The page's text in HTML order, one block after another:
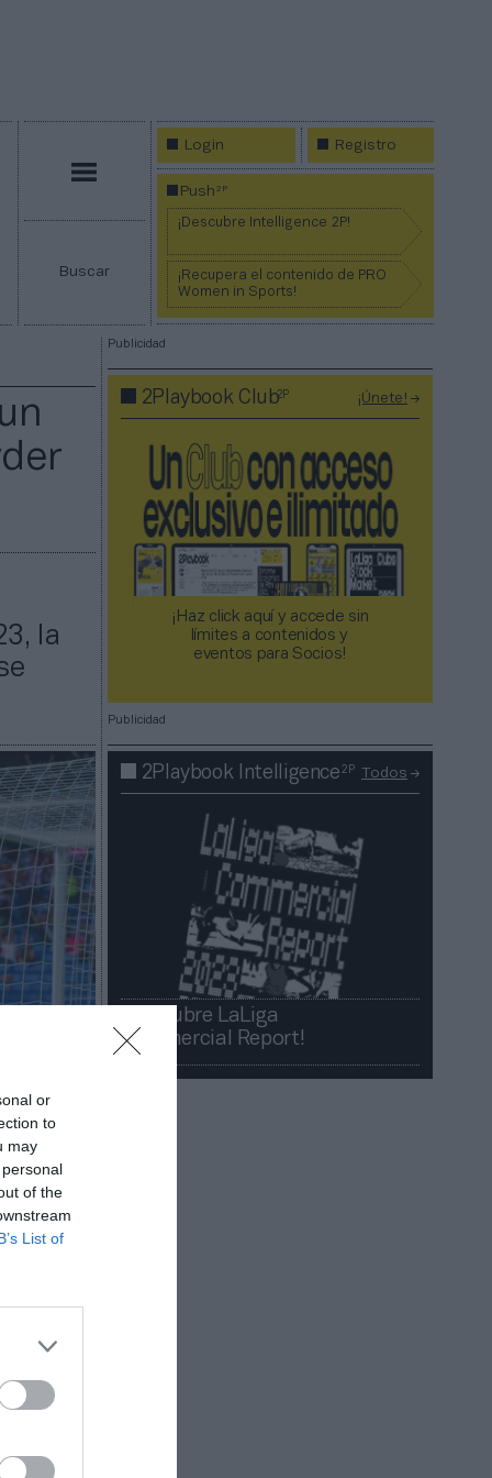
or
to
may
of the
List of
Buscar
Login Registro
Push2P
¡Descubre Intelligence 2P!
¡Recupera el contenido de PRO
Women in Sports!
la
la última
Publicidad
2Playbook Club2P ¡Únete!
¡Haz click aquí y accede sin
límites a contenidos y
eventos para Socios!​​​​​​​
Publicidad
2Playbook Intelligence2P Todos
¡Descubre LaLiga
Commercial Report!​​